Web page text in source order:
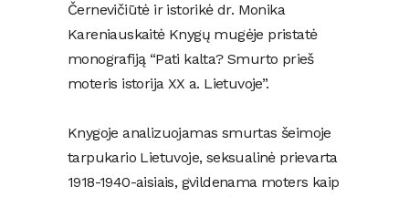
Černevičiūtė ir istorikė dr. Monika
Kareniauskaitė Knygų mugėje pristatė
monografiją “Pati kalta? Smurto prieš
moteris istorija XX a. Lietuvoje”.
Knygoje analizuojamas smurtas šeimoje
tarpukario Lietuvoje, seksualinė prievarta
1918-1940-aisiais, gvildenama moters kaip